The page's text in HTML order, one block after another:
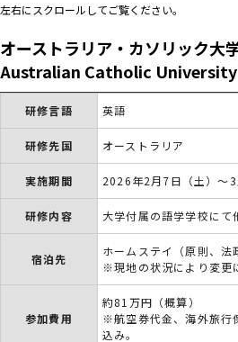
左右にスクロールしてご覧ください。
オーストラリア・カソリック大
Australian Catholic University
研修言語 英語
研修先国 オーストラリア
実施期間 2026年2月7日（土）～3
研修内容 大学付属の語学学校に
宿泊先
ホームステイ（原則、
※現地の状況により変更
参加費用
約81万円（概算）
※航空券代金、海外旅行
込み。